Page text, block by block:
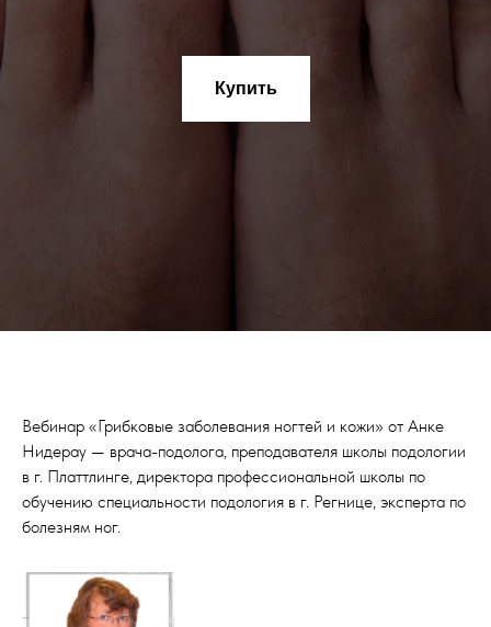
Купить
Вебинар «Грибковые заболевания ногтей и кожи» от Анке
Нидерау — врача-подолога, преподавателя школы подологии
в г. Платтлинге, директора профессиональной школы по
обучению специальности подология в г. Регнице, эксперта по
болезням ног.